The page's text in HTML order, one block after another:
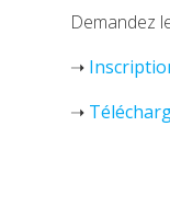
Demandez
➝
➝